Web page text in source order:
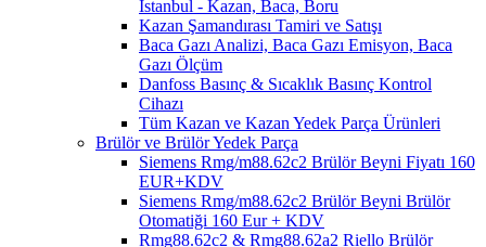
İstanbul - Kazan, Baca, Boru
Kazan Şamandırası Tamiri ve Satışı
Baca Gazı Analizi, Baca Gazı Emisyon, Baca
Gazı Ölçüm
Danfoss Basınç & Sıcaklık Basınç Kontrol
Cihazı
Tüm Kazan ve Kazan Yedek Parça Ürünleri
Brülör ve Brülör Yedek Parça
Siemens Rmg/m88.62c2 Brülör Beyni Fiyatı 160
EUR+KDV
Siemens Rmg/m88.62c2 Brülör Beyni Brülör
Otomatiği 160 Eur + KDV
Rmg88.62c2 & Rmg88.62a2 Riello Brülör